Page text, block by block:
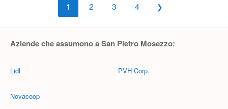
1 2 3 4
Aziende che assumono a San Pietro Mosezzo:
Lidl
Novacoop
PVH Corp.